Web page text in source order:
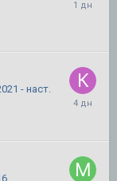
- наст.